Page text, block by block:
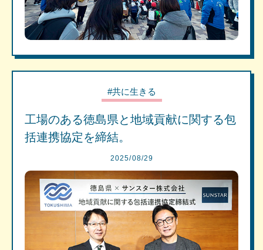
#共に生きる
工場のある徳島県と地域貢献に関する包
括連携協定を締結。
2025/08/29